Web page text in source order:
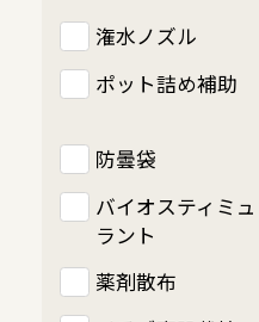
潅水ノズル
ポット詰め補助
防曇袋
バイオスティミュ
ラント
薬剤散布